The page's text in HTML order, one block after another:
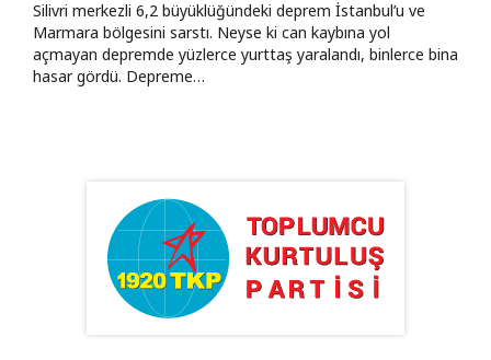
Silivri merkezli 6,2 büyüklüğündeki deprem İstanbul’u ve
Marmara bölgesini sarstı. Neyse ki can kaybına yol
açmayan depremde yüzlerce yurttaş yaralandı, binlerce bina
hasar gördü. Depreme…